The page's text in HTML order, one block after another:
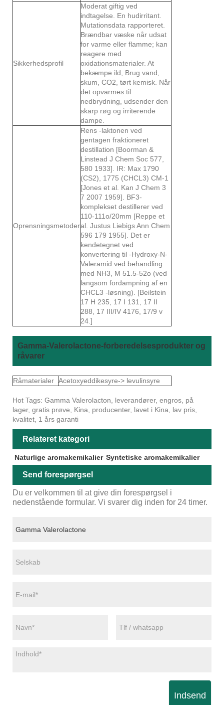
Sikkerhedsprofil
Moderat giftig ved
indtagelse. En hudirritant.
Mutationsdata rapporteret.
Brændbar væske når udsat
for varme eller flamme; kan
reagere med
oxidationsmaterialer. At
bekæmpe ild, Brug vand,
skum, CO2, tørt kemisk. Når
det opvarmes til
nedbrydning, udsender den
skarp røg og irriterende
dampe.
Oprensningsmetoder
Rens -laktonen ved
gentagen fraktioneret
destillation [Boorman &
Linstead J Chem Soc 577,
580 1933]. IR: Max 1790
(CS2), 1775 (CHCL3) CM-1
[Jones et al. Kan J Chem 3
7 2007 1959]. BF3-
komplekset destillerer ved
110-111o/20mm [Reppe et
al. Justus Liebigs Ann Chem
596 179 1955]. Det er
kendetegnet ved
konvertering til -Hydroxy-N-
Valeramid ved behandling
med NH3, M 51.5-52o (ved
langsom fordampning af en
CHCL3 -løsning). [Beilstein
17 H 235, 17 I 131, 17 II
288, 17 III/IV 4176, 17/9 v
24.]
Gamma-Valerolactone-forberedelsesprodukter og
råvarer
Råmaterialer Acetoxyeddikesyre-> levulinsyre
Hot Tags: Gamma Valerolacton, leverandører, engros, på
lager, gratis prøve, Kina, producenter, lavet i Kina, lav pris,
kvalitet, 1 års garanti
Relateret kategori
Naturlige aromakemikalier Syntetiske aromakemikalier
Send forespørgsel
Du er velkommen til at give din forespørgsel i
nedenstående formular. Vi svarer dig inden for 24 timer.
Indsend